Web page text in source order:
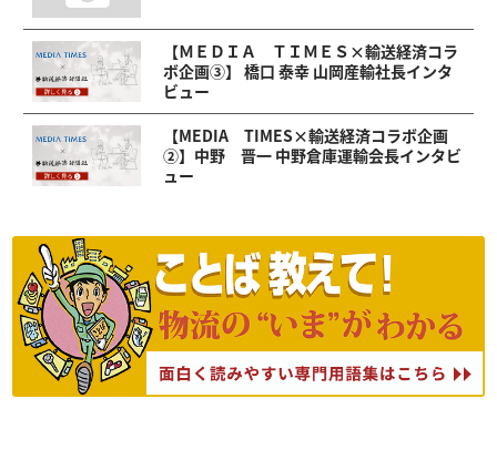
【ＭＥＤＩＡ ＴＩＭＥＳ×輸送経済コラ
ボ企画③】 橋口 泰幸 山岡産輸社長インタ
ビュー
【MEDIA TIMES×輸送経済コラボ企画
②】中野 晋一 中野倉庫運輸会長インタビ
ュー